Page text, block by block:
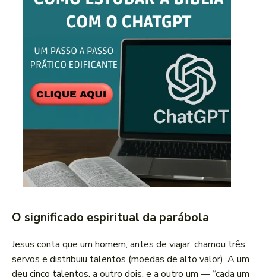
O significado espiritual da parábola
Jesus conta que um homem, antes de viajar, chamou três
servos e distribuiu talentos (moedas de alto valor). A um
deu cinco talentos, a outro dois, e a outro um — “cada um